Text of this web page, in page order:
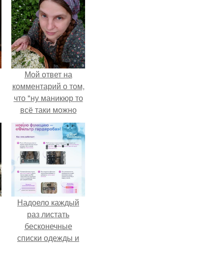
Мой ответ на
комментарий о том,
что "ну маникюр то
всё таки можно
было бы сделать.
Надоело каждый
раз листать
бесконечные
списки одежды и